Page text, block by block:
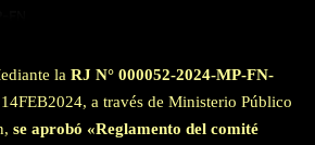
la RJ N° 000052-2024-MP-FN-
a través de Ministerio Público
se aprobó «Reglamento del comité